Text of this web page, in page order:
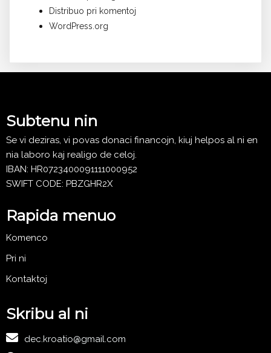
Distribuo pri komentoj
WordPress.org
Subtenu nin
Se vi deziras, vi povas donaci financojn, kiuj helpos al ni en
nia laboro kaj realigo de celoj.
IBAN: HR0723400091111000952
SWIFT CODE: PBZGHR2X
Rapida menuo
Komenco
Pri ni
Kontaktoj
Skribu al ni
dec.kroatio@gmail.com